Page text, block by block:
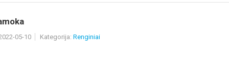
05-10 Kategorija: Renginiai